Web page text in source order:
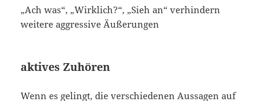
„Ach was“, „Wirklich?“, „Sieh an“ verhindern
weitere aggressive Äußerungen
aktives Zuhören
Wenn es gelingt, die verschiedenen Aussagen auf